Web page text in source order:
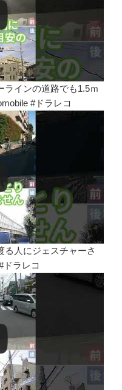
ラインの道路でも1.5ｍ
#ドラレコ
る人にジェスチャーさ
ドラレコ